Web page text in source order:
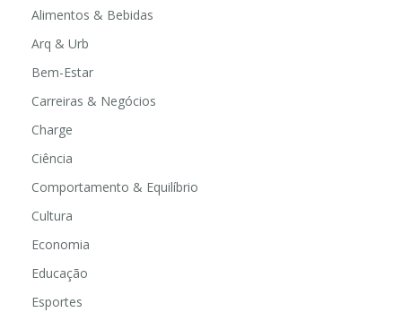
Alimentos & Bebidas
Arq & Urb
Bem-Estar
Carreiras & Negócios
Charge
Ciência
Comportamento & Equilíbrio
Cultura
Economia
Educação
Esportes